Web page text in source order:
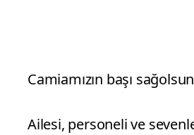
Camiamızın başı sağolsun
Ailesi, personeli ve